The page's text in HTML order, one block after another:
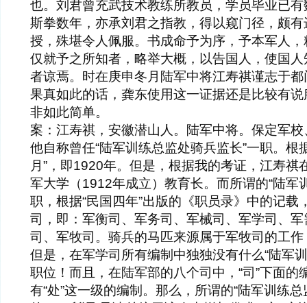
也。刘君曾充武技术教练所教员，学员毕业已
斯拳数年，亦承刘君之指教，得以窥门径，颇
授，殊堪令人佩服。书成命予为序，予本军人
仅就予之所知者，略举大概，以告国人，使国
者谅焉。时在庚申冬月陆军中将江寿祺谨志于都
果真如此的话，龚东使用这一证据还是比较有
非如此简单。
案：江寿祺，安徽潜山人。陆军中将。保定军
他自称曾任“陆军训练总监处骑兵监长”一职。根
月”，即1920年。但是，根据我的考证，江寿祺
军大学（1912年成立）教育长。而所谓的“陆军
职，根据“民国四年”出版的《职员录》中的记载
司，即：军衡司、军务司、军械司、军学司、
司、军牧司。骑兵的马匹来源属于军牧司的工
但是，在军学司所有编制中独独没有什么“陆军
职位！而且，在陆军部的八个司中，“司”下面的
有“处”这一级的编制。那么，所谓的“陆军训练